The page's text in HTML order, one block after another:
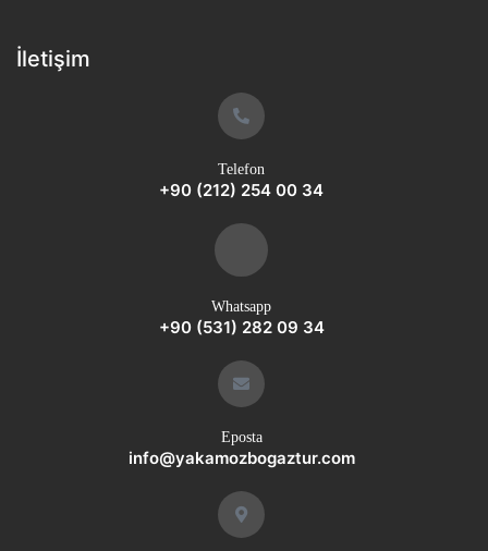
İletişim
Telefon
+90 (212) 254 00 34
Whatsapp
+90 (531) 282 09 34
Eposta
info@yakamozbogaztur.com